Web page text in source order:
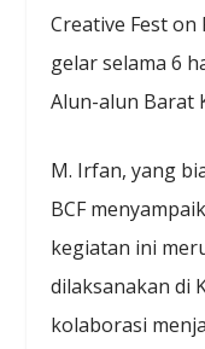
Creative Fest on
gelar selama 6
Alun-alun Barat
M. Irfan, yang
BCF
kegiatan ini
dilaksanakan di
kolaborasi